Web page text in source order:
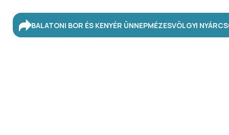
BALATONI BOR ÉS KENYÉR ÜNNEPMÉZESVÖLGYI NYÁR